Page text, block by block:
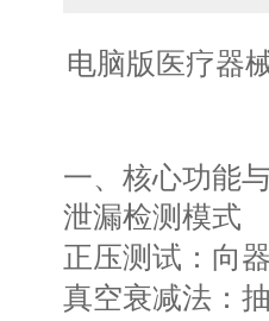
电脑版医疗器
一、核心功能
泄漏检测模式
正压测试 ：向
真空衰减法 ：